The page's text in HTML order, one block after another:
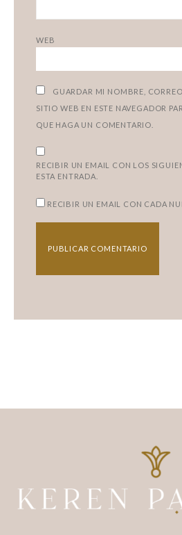
WEB
GUARDAR MI NOMBRE,
SITIO WEB EN ESTE NAVEGADOR
QUE HAGA UN COMENTARIO.
RECIBIR UN EMAIL CON LOS
ESTA ENTRADA.
RECIBIR UN EMAIL CON CADA